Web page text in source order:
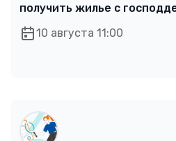
получить жилье с
10 августа 11:00